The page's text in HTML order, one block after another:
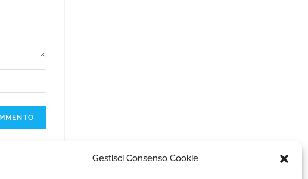
Gestisci Consenso Cookie